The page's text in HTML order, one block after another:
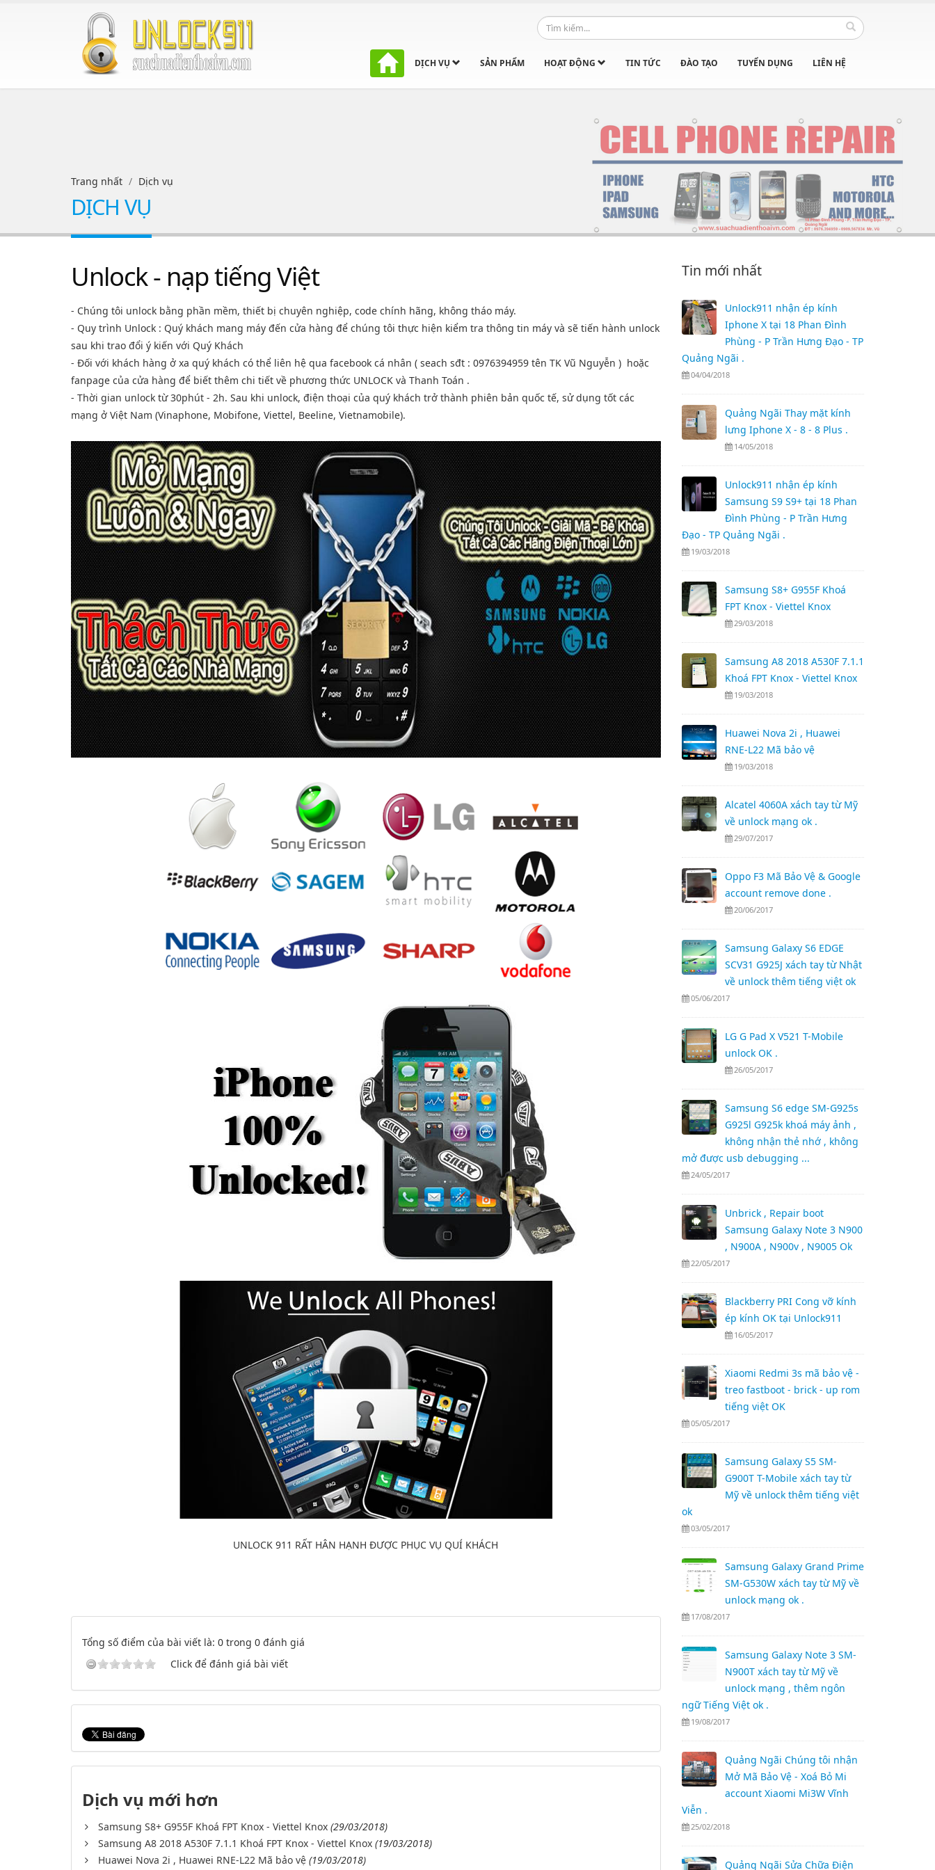
DỊCH VỤ SẢN PHẨM HOẠT ĐỘNG TIN TỨC ĐÀO TẠO TUYỂN DỤNG LIÊN HỆ
Trang nhất Dịch vụ
DỊCH VỤ
Unlock - nạp tiếng Việt
- Chúng tôi unlock bằng phần mềm, thiết bị chuyên nghiệp, code chính hãng, không tháo máy.
- Quy trình Unlock : Quý khách mang máy đến cửa hàng để chúng tôi thực hiện kiểm tra thông tin máy và sẽ tiến hành unlock
sau khi trao đổi ý kiến với Quý Khách
- Đối với khách hàng ở xa quý khách có thể liên hệ qua facebook cá nhân ( seach sđt : 0976394959 tên TK Vũ Nguyễn ) hoặc
fanpage của cửa hàng để biết thêm chi tiết về phương thức UNLOCK và Thanh Toán .
- Thời gian unlock từ 30phút - 2h. Sau khi unlock, điện thoại của quý khách trở thành phiên bản quốc tế, sử dụng tốt các
mạng ở Việt Nam (Vinaphone, Mobifone, Viettel, Beeline, Vietnamobile).
UNLOCK 911 RẤT HÂN HẠNH ĐƯỢC PHỤC VỤ QUÍ KHÁCH
Tổng số điểm của bài viết là: 0 trong 0 đánh giá
Click để đánh giá bài viết
Dịch vụ mới hơn
Samsung S8+ G955F Khoá FPT Knox - Viettel Knox (29/03/2018)
Samsung A8 2018 A530F 7.1.1 Khoá FPT Knox - Viettel Knox (19/03/2018)
Huawei Nova 2i , Huawei RNE-L22 Mã bảo vệ (19/03/2018)
Tin mới nhất
Unlock911 nhận ép kính
Iphone X tại 18 Phan Đình
Phùng - P Trần Hưng Đạo - TP
Quảng Ngãi .
04/04/2018
Quảng Ngãi Thay mặt kính
lưng Iphone X - 8 - 8 Plus .
14/05/2018
Unlock911 nhận ép kính
Samsung S9 S9+ tại 18 Phan
Đình Phùng - P Trần Hưng
Đạo - TP Quảng Ngãi .
19/03/2018
Samsung S8+ G955F Khoá
FPT Knox - Viettel Knox
29/03/2018
Samsung A8 2018 A530F 7.1.1
Khoá FPT Knox - Viettel Knox
19/03/2018
Huawei Nova 2i , Huawei
RNE-L22 Mã bảo vệ
19/03/2018
Alcatel 4060A xách tay từ Mỹ
về unlock mạng ok .
29/07/2017
Oppo F3 Mã Bảo Vệ & Google
account remove done .
20/06/2017
Samsung Galaxy S6 EDGE
SCV31 G925J xách tay từ Nhật
về unlock thêm tiếng việt ok
05/06/2017
LG G Pad X V521 T-Mobile
unlock OK .
26/05/2017
Samsung S6 edge SM-G925s
G925l G925k khoá máy ảnh ,
không nhận thẻ nhớ , không
mở được usb debugging ...
24/05/2017
Unbrick , Repair boot
Samsung Galaxy Note 3 N900
, N900A , N900v , N9005 Ok
22/05/2017
Blackberry PRI Cong vỡ kính
ép kính OK tại Unlock911
16/05/2017
Xiaomi Redmi 3s mã bảo vệ -
treo fastboot - brick - up rom
tiếng việt OK
05/05/2017
Samsung Galaxy S5 SM-
G900T T-Mobile xách tay từ
Mỹ về unlock thêm tiếng việt
ok
03/05/2017
Samsung Galaxy Grand Prime
SM-G530W xách tay từ Mỹ về
unlock mạng ok .
17/08/2017
Samsung Galaxy Note 3 SM-
N900T xách tay từ Mỹ về
unlock mạng , thêm ngôn
ngữ Tiếng Việt ok .
19/08/2017
Quảng Ngãi Chúng tôi nhận
Mở Mã Bảo Vệ - Xoá Bỏ Mi
account Xiaomi Mi3W Vĩnh
Viễn .
25/02/2018
Quảng Ngãi Sửa Chữa Điện